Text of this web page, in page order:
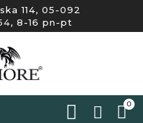
114, 05-092
, 8-16 pn-pt
 0